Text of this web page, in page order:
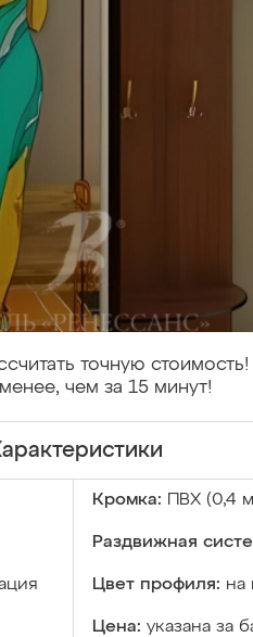
точную стоимость!
чем за 15 минут!
Кромка: ПВХ (0,4
Раздвижная
Цвет профиля: на
Цена: указана за